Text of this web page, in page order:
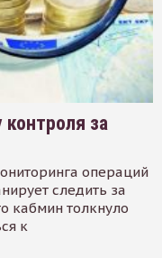
за
операций
следить за
кабмин толкнуло
к